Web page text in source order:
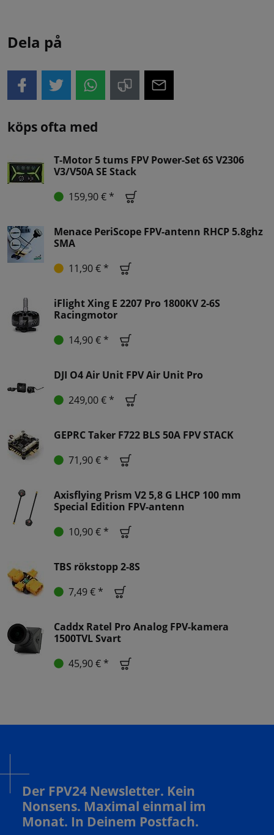
Dela på
köps ofta med
T-Motor 5 tums FPV Power-Set 6S V2306
V3/V50A SE Stack
159,90 € *
Menace PeriScope FPV-antenn RHCP 5.8ghz
SMA
11,90 € *
iFlight Xing E 2207 Pro 1800KV 2-6S
Racingmotor
14,90 € *
DJI O4 Air Unit FPV Air Unit Pro
249,00 € *
GEPRC Taker F722 BLS 50A FPV STACK
71,90 € *
Axisflying Prism V2 5,8 G LHCP 100 mm
Special Edition FPV-antenn
10,90 € *
TBS rökstopp 2-8S
7,49 € *
Caddx Ratel Pro Analog FPV-kamera
1500TVL Svart
45,90 € *
Der FPV24 Newsletter. Kein
Nonsens. Maximal einmal im
Monat. In Deinem Postfach.